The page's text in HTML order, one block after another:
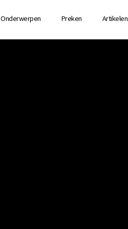
Onderwerpen Preken Artikelen